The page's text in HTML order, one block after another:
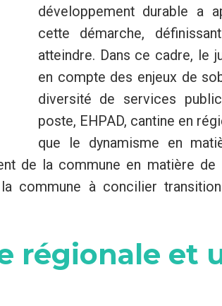
développement durable a
cette démarche,
atteindre. Dans ce cadre, le
en compte des enjeux de
diversité de services
poste, EHPAD, cantine en
que le dynamisme en
de la commune en matière de
commune à concilier
régionale et